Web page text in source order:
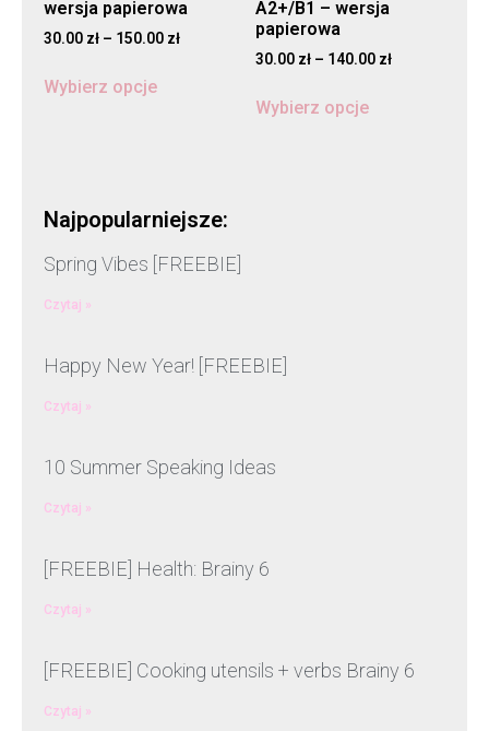
wersja papierowa
30.00 zł – 150.00 zł
Wybierz opcje
A2+/B1 – wersja
papierowa
30.00 zł – 140.00 zł
Wybierz opcje
Najpopularniejsze:
Spring Vibes [FREEBIE]
Czytaj »
Happy New Year! [FREEBIE]
Czytaj »
10 Summer Speaking Ideas
Czytaj »
[FREEBIE] Health: Brainy 6
Czytaj »
[FREEBIE] Cooking utensils + verbs Brainy 6
Czytaj »